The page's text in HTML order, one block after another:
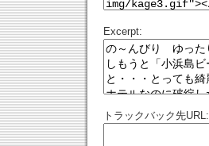
Excerpt:
トラックバック先URL: